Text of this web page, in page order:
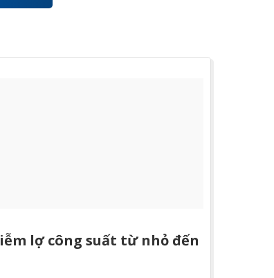
lợ công suất từ nhỏ đến